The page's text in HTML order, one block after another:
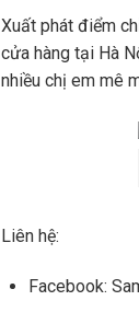
Xuất phát điểm
cửa hàng tại Hà
nhiều chị em mê
Liên hệ:
Facebook: